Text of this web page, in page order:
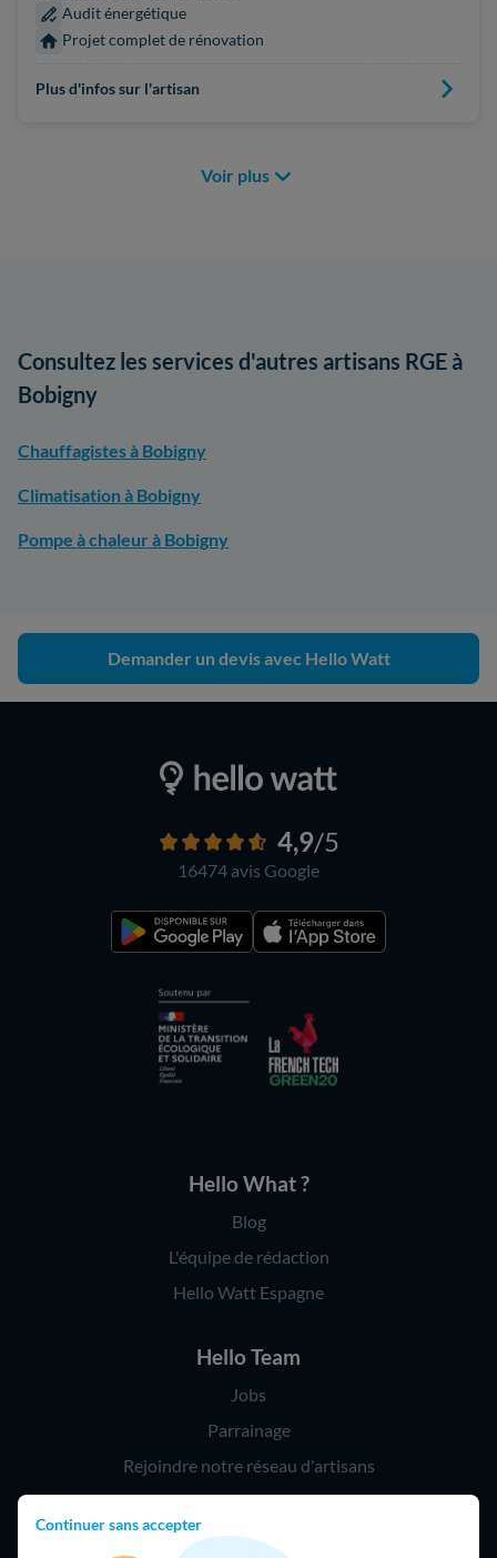
Continuer sans accepter
Audit énergétique
Projet complet de rénovation
Plus d'infos sur l'artisan
Voir plus
Consultez les services d'autres artisans RGE à
Bobigny
Chauffagistes à Bobigny
Climatisation à Bobigny
Pompe à chaleur à Bobigny
Demander un devis avec Hello Watt
4,9/5
16474 avis Google
Hello What ?
Blog
L'équipe de rédaction
Hello Watt Espagne
Hello Team
Jobs
Parrainage
Rejoindre notre réseau d'artisans